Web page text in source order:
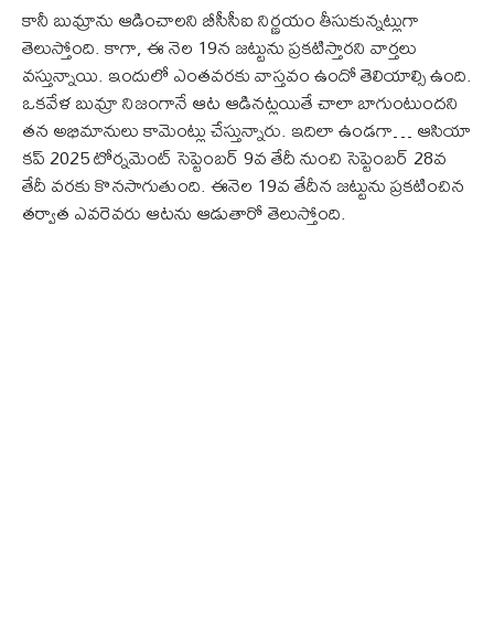
కానీ బుమ్రాను ఆడించాలని బీసీసీఐ నిర్ణయం తీసుకున్నట్లుగా
తెలుస్తోంది. కాగా, ఈ నెల 19న జట్టును ప్రకటిస్తారని వార్తలు
వస్తున్నాయి. ఇందులో ఎంతవరకు వాస్తవం ఉందో తెలియాల్సి ఉంది.
ఒకవేళ బుమ్రా నిజంగానే ఆట ఆడినట్లయితే చాలా బాగుంటుందని
తన అభిమానులు కామెంట్లు చేస్తున్నారు. ఇదిలా ఉండగా… ఆసియా
కప్ 2025 టోర్నమెంట్ సెప్టెంబర్ 9వ తేదీ నుంచి సెప్టెంబర్ 28వ
తేదీ వరకు కొనసాగుతుంది. ఈనెల 19వ తేదీన జట్టును ప్రకటించిన
తర్వాత ఎవరెవరు ఆటను ఆడుతారో తెలుస్తోంది.